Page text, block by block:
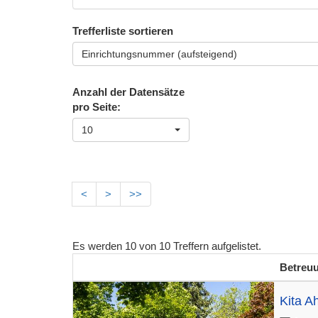
Trefferliste sortieren
Einrichtungsnummer (aufsteigend)
Anzahl der Datensätze
pro Seite:
10
< > >>
Es werden 10 von 10 Treffern aufgelistet.
Kita